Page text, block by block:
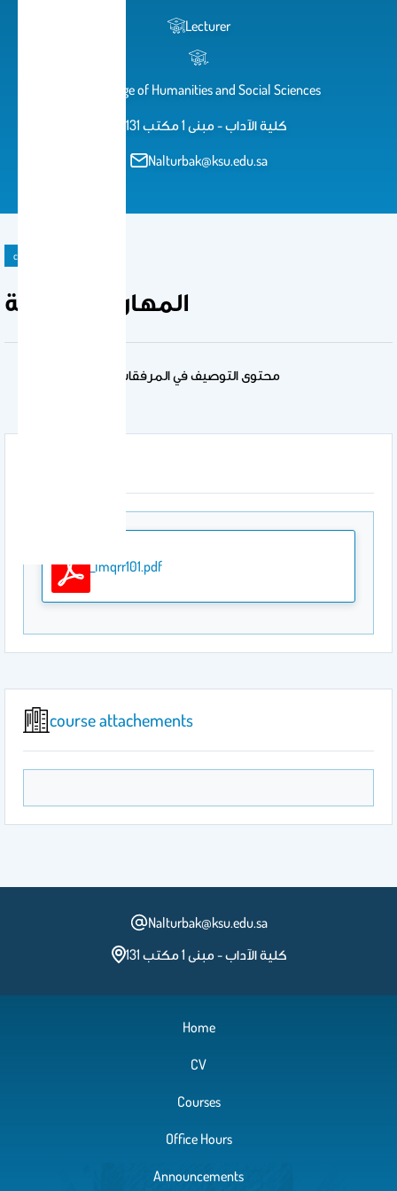
Lecturer
.
College of Humanities and Social Sciences
كلية الآداب - مبنى 1 مكتب 131
Nalturbak@ksu.edu.sa
course
المهارات اللغوية
محتوى التوصيف في المرفقات
_lmqrr101.pdf
course attachements
Nalturbak@ksu.edu.sa
كلية الآداب - مبنى 1 مكتب 131
Home
CV
Courses
Office Hours
Announcements